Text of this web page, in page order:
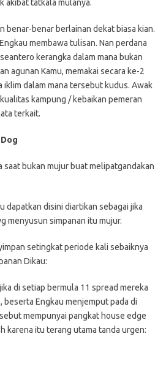
akibat tatkala mulanya.
benar-benar berlainan dekat biasa kian.
membawa tulisan. Nan perdana
kerangka dalam mana bukan
agunan Kamu, memakai secara ke-2
iklim dalam mana tersebut kudus. Awak
kampung / kebaikan pemeran
terkait.
saat bukan mujur buat melipatgandakan
dapatkan disini diartikan sebagai jika
menyusun simpanan itu mujur.
setingkat periode kali sebaiknya
Dikau:
di setiap bermula 11 spread mereka
beserta Engkau menjemput pada di
mempunyai pangkat house edge
karena itu terang utama tanda urgen: